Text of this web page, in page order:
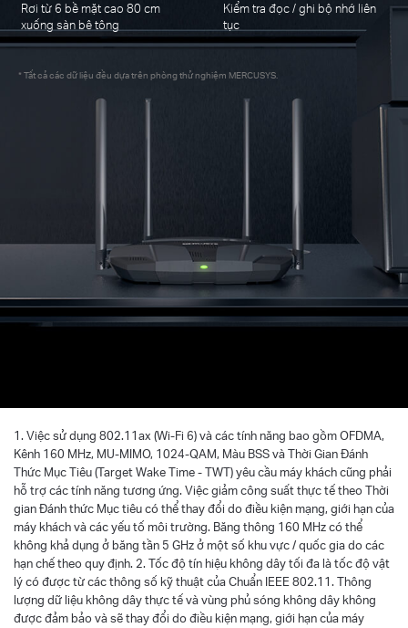
Rơi từ 6 bề mặt cao 80 cm
xuống sàn bê tông
Kiểm tra đọc / ghi bộ nhớ liên
tục
* Tất cả các dữ liệu đều dựa trên phòng thử nghiệm MERCUSYS.
1. Việc sử dụng 802.11ax (Wi-Fi 6) và các tính năng bao gồm OFDMA,
Kênh 160 MHz, MU-MIMO, 1024-QAM, Màu BSS và Thời Gian Đánh
Thức Mục Tiêu (Target Wake Time - TWT) yêu cầu máy khách cũng phải
hỗ trợ các tính năng tương ứng. Việc giảm công suất thực tế theo Thời
gian Đánh thức Mục tiêu có thể thay đổi do điều kiện mạng, giới hạn của
máy khách và các yếu tố môi trường. Băng thông 160 MHz có thể
không khả dụng ở băng tần 5 GHz ở một số khu vực / quốc gia do các
hạn chế theo quy định. 2. Tốc độ tín hiệu không dây tối đa là tốc độ vật
lý có được từ các thông số kỹ thuật của Chuẩn IEEE 802.11. Thông
lượng dữ liệu không dây thực tế và vùng phủ sóng không dây không
được đảm bảo và sẽ thay đổi do điều kiện mạng, giới hạn của máy